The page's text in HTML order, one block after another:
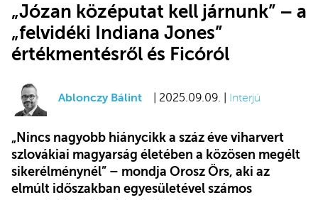
„Józan középutat kell járnunk” – a
„felvidéki Indiana Jones”
értékmentésről és Ficóról
Ablonczy Bálint | 2025.09.09. | Interjú
„Nincs nagyobb hiánycikk a száz éve viharvert
szlovákiai magyarság életében a közösen megélt
sikerélménynél” – mondja Orosz Örs, aki az
elmúlt időszakban egyesületével számos